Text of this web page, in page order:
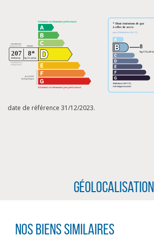
CLIQUER ICI POUR AGRANDIR
date de référence 31/12/2023.
Géolocalisation
Nos biens similaires